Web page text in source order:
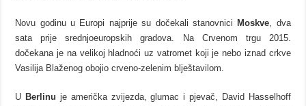
Novu godinu u Europi najprije su dočekali stanovnici Moskve, dva
sata prije srednjoeuropskih gradova. Na Crvenom trgu 2015.
dočekana je na velikoj hladnoći uz vatromet koji je nebo iznad crkve
Vasilija Blaženog obojio crveno-zelenim blještavilom.
U Berlinu je američka zvijezda, glumac i pjevač, David Hasselhoff